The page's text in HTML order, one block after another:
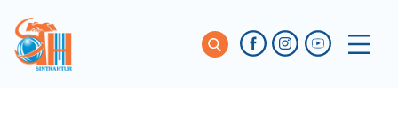
Caxias do Sul / RS